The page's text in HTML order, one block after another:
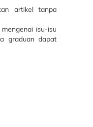
artikel tanpa
isu-isu
graduan dapat